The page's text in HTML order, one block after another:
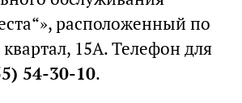
расположенный по
15А. Телефон для
54-30-10.